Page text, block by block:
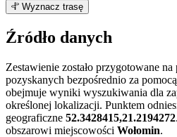
+
−
Wyznacz trasę
Źródło danych
Zestawienie zostało przygotowane
pozyskanych bezpośrednio za
obejmuje wyniki wyszukiwania dla
określonej lokalizacji. Punktem
geograficzne 52.3428415,21.2194272
obszarowi miejscowości Wołomin.